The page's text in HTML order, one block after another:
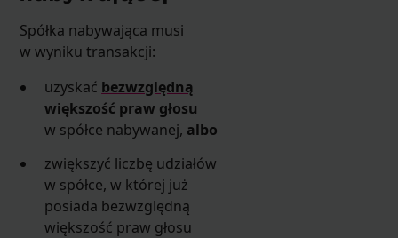
Spółka nabywająca musi
w wyniku transakcji:
uzyskać bezwzględną
większość praw głosu
w spółce nabywanej, albo
zwiększyć liczbę udziałów
w spółce, w której już
posiada bezwzględną
większość praw głosu